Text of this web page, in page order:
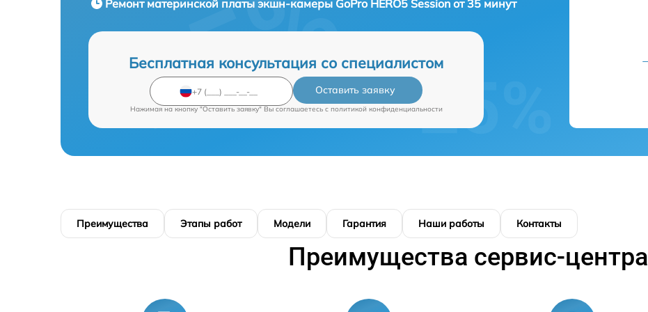
Ремонт материнской платы экшн-камеры GoPro HERO5 Session от 35 минут
Бесплатная консультация со специалистом
Оставить заявку
Нажимая на кнопку "Оставить заявку" Вы соглашаетесь c политикой конфиденциальности
Преимущества Этапы работ Модели Гарантия Наши работы Контакты
Преимущества сервис-центра